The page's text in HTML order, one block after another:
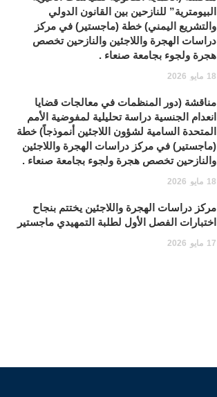
البيومترية” للنازحين بين القانون الدولي
والتشريع اليمني) خطة (ماجستير) في مركز
دراسات الهجرة واللاجئين والنازحين تخصص
هجرة ولجوء بجامعة صنعاء .
18 مايو 2026
مناقشة (دور المنظمات في معالجات قضايا
انعدام الجنسية دراسة تحليلية لمفوضية الأمم
المتحدة السامية لشؤون اللاجئين أنموذجاً) خطة
(ماجستير) في مركز دراسات الهجرة واللاجئين
والنازحين تخصص هجرة ولجوء بجامعة صنعاء .
18 مايو 2026
مركز دراسات الهجرة واللاجئين يختتم بنجاح
اختبارات الفصل الأول لطلبة التمهيدي ماجستير
17 مايو 2026